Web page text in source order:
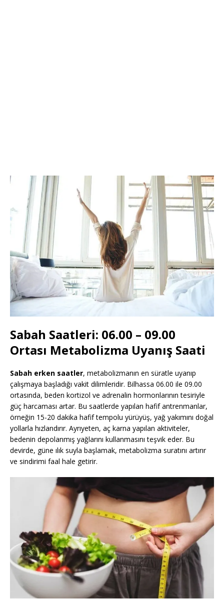
Sabah Saatleri: 06.00 – 09.00
Ortası Metabolizma Uyanış Saati
Sabah erken saatler, metabolizmanın en süratle uyanıp
çalışmaya başladığı vakit dilimleridir. Bilhassa 06.00 ile 09.00
ortasında, beden kortizol ve adrenalin hormonlarının tesiriyle
güç harcaması artar. Bu saatlerde yapılan hafif antrenmanlar,
örneğin 15-20 dakika hafif tempolu yürüyüş, yağ yakımını doğal
yollarla hızlandırır. Ayrıyeten, aç karna yapılan aktiviteler,
bedenin depolanmış yağlarını kullanmasını teşvik eder. Bu
devirde, güne ılık suyla başlamak, metabolizma suratını artırır
ve sindirimi faal hale getirir.